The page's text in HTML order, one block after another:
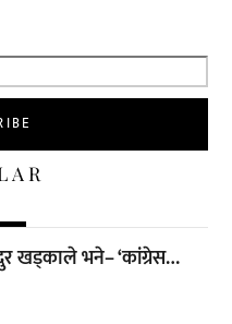
खड्काले भने– ‘कांग्रेस…